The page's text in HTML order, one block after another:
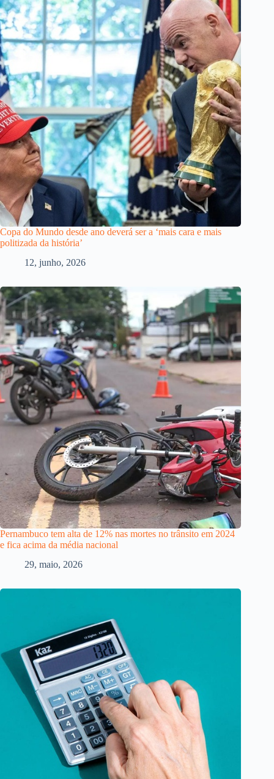
Copa do Mundo desde ano deverá ser a ‘mais cara e mais
politizada da história’
12, junho, 2026
Pernambuco tem alta de 12% nas mortes no trânsito em 2024
e fica acima da média nacional
29, maio, 2026